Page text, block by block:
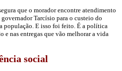
que o morador encontre atendimento
Tarcísio para o custeio do
população. E isso foi feito. É a política
e nas entregas que vão melhorar a vida
social